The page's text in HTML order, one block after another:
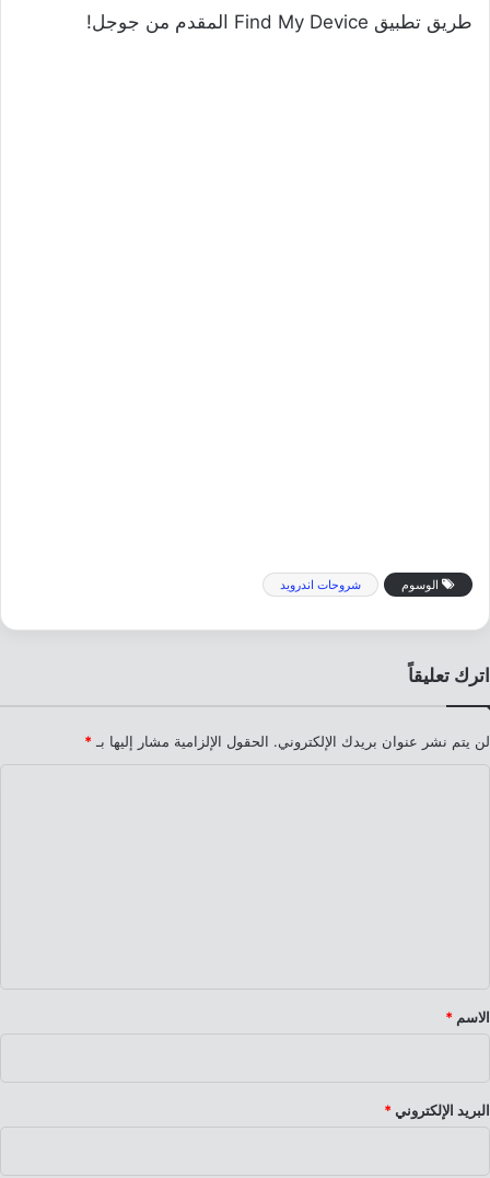
طريق تطبيق Find My Device المقدم من جوجل!
الوسوم شروحات اندرويد
اترك تعليقاً
لن يتم نشر عنوان بريدك الإلكتروني. الحقول الإلزامية مشار إليها بـ *
*
الاسم *
البريد الإلكتروني *